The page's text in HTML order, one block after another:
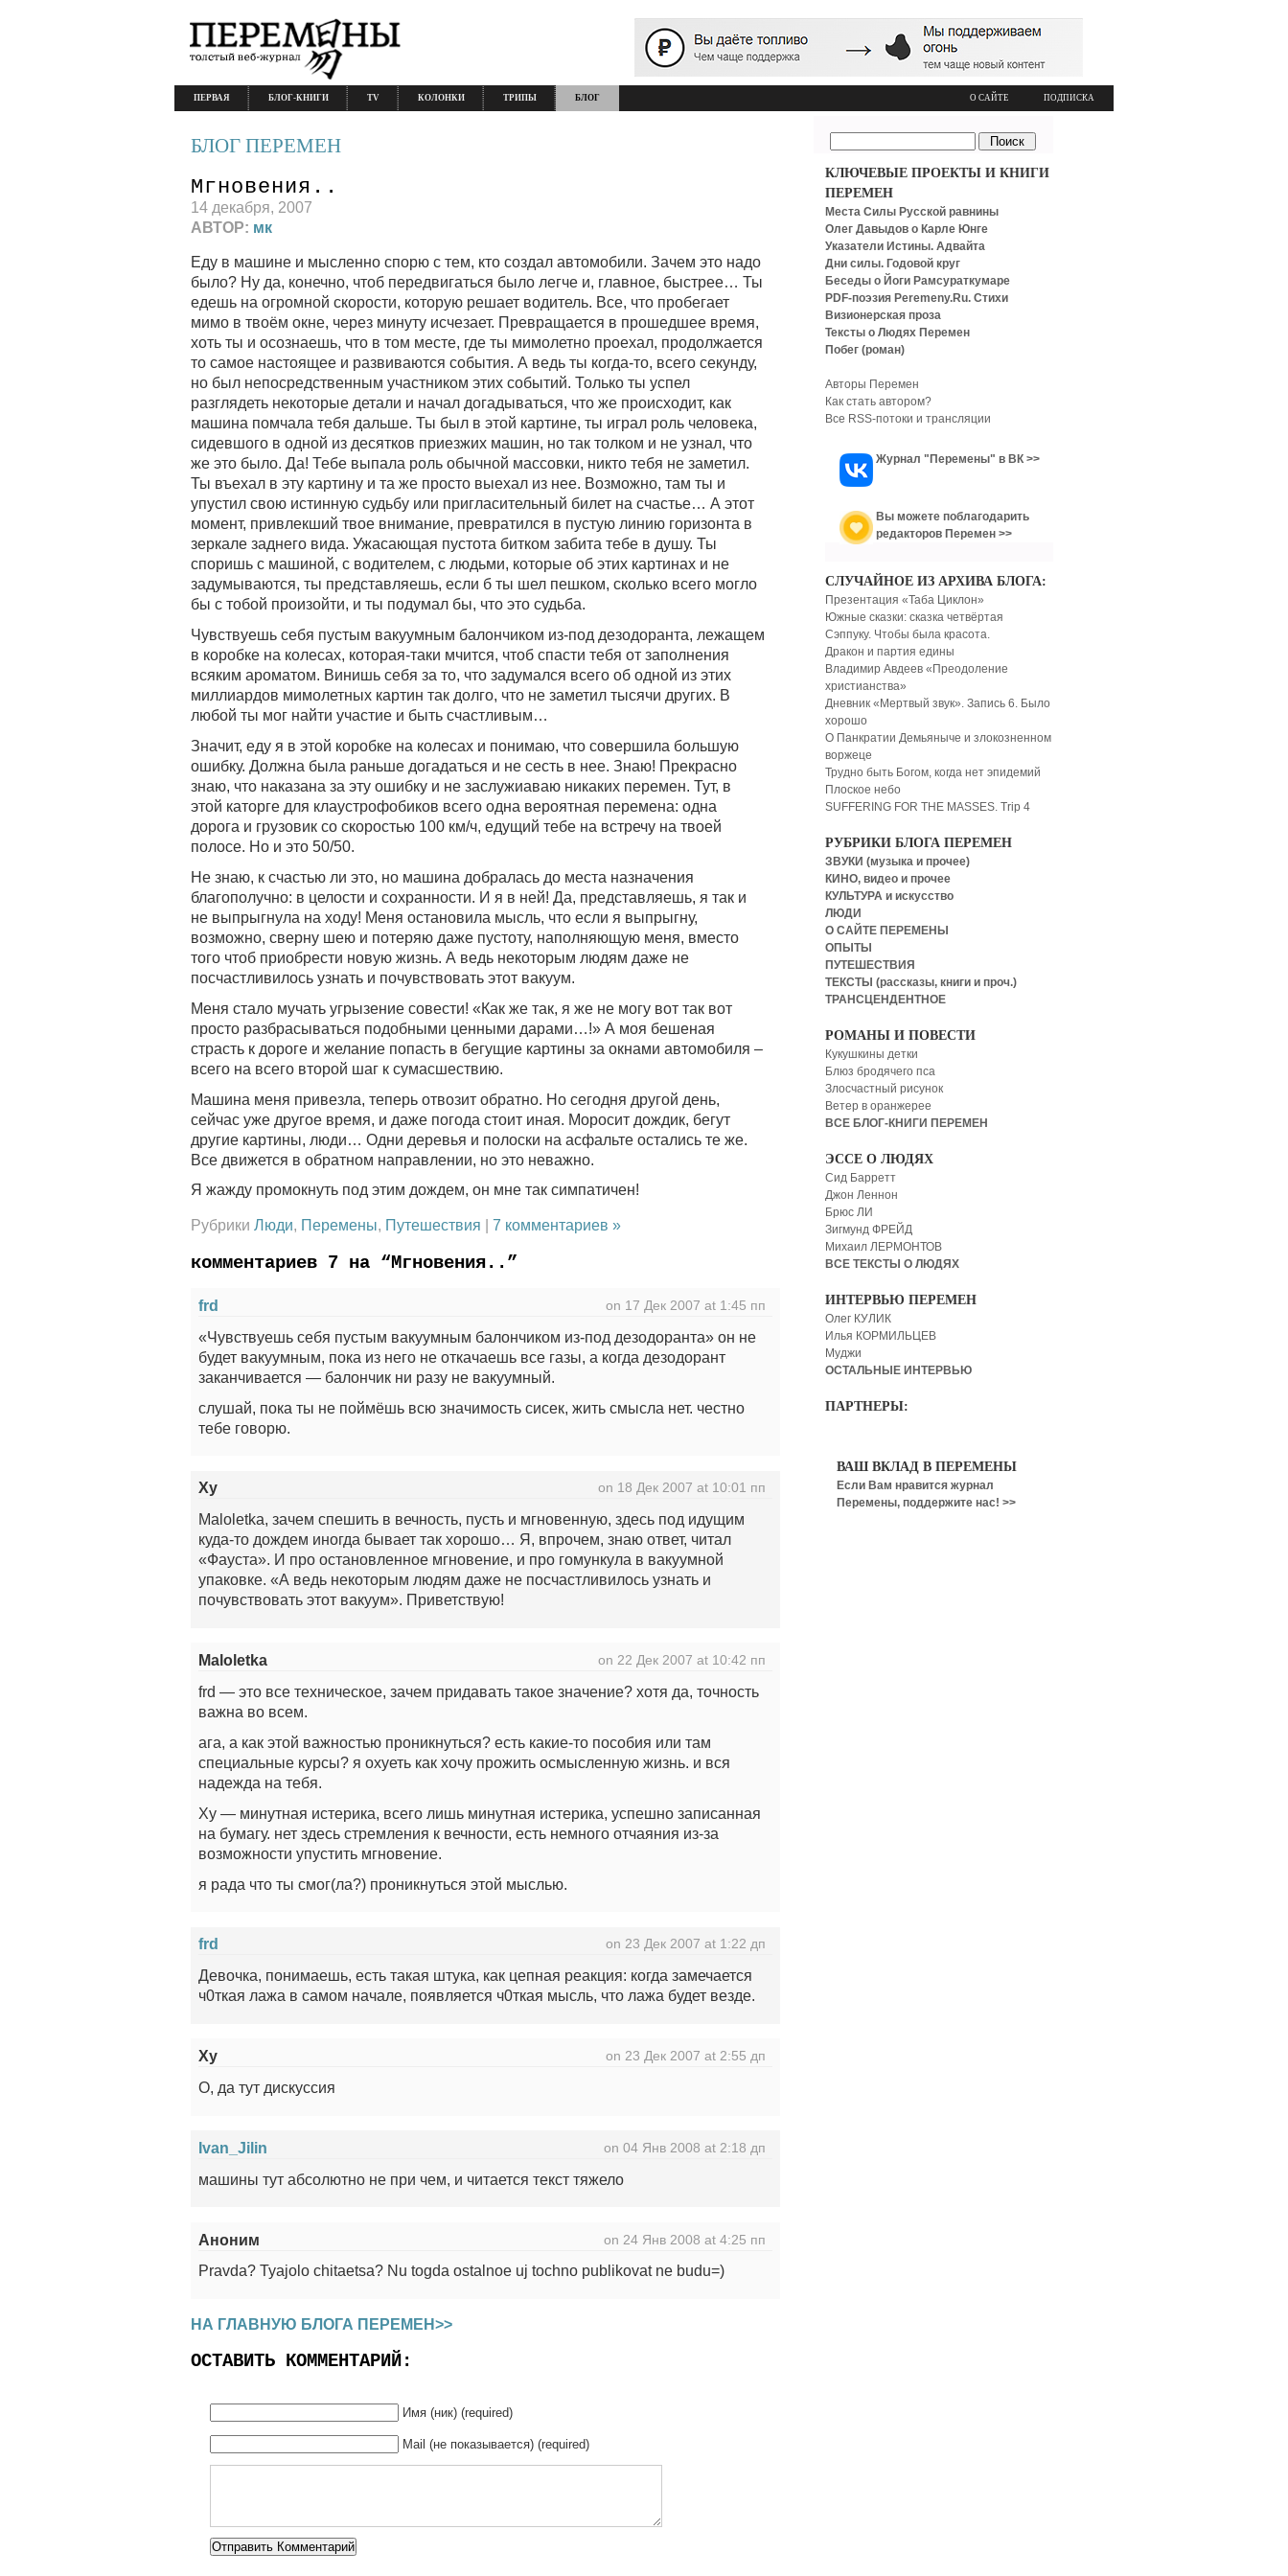
О САЙТЕ ПОДПИСКА
ПЕРВАЯ БЛОГ-КНИГИ TV КОЛОНКИ ТРИПЫ БЛОГ
БЛОГ ПЕРЕМЕН
Мгновения..
14 декабря, 2007
АВТОР: мк
Еду в машине и мысленно спорю с тем, кто создал автомобили. Зачем это надо
было? Ну да, конечно, чтоб передвигаться было легче и, главное, быстрее… Ты
едешь на огромной скорости, которую решает водитель. Все, что пробегает
мимо в твоём окне, через минуту исчезает. Превращается в прошедшее время,
хоть ты и осознаешь, что в том месте, где ты мимолетно проехал, продолжается
то самое настоящее и развиваются события. А ведь ты когда-то, всего секунду,
но был непосредственным участником этих событий. Только ты успел
разглядеть некоторые детали и начал догадываться, что же происходит, как
машина помчала тебя дальше. Ты был в этой картине, ты играл роль человека,
сидевшого в одной из десятков приезжих машин, но так толком и не узнал, что
же это было. Да! Тебе выпала роль обычной массовки, никто тебя не заметил.
Ты въехал в эту картину и та же просто выехал из нее. Возможно, там ты и
упустил свою истинную судьбу или пригласительный билет на счастье… А этот
момент, привлекший твое внимание, превратился в пустую линию горизонта в
зеркале заднего вида. Ужасающая пустота битком забита тебе в душу. Ты
споришь с машиной, с водителем, с людьми, которые об этих картинах и не
задумываются, ты представляешь, если б ты шел пешком, сколько всего могло
бы с тобой произойти, и ты подумал бы, что это судьба.
Чувствуешь себя пустым вакуумным балончиком из-под дезодоранта, лежащем
в коробке на колесах, которая-таки мчится, чтоб спасти тебя от заполнения
всяким ароматом. Винишь себя за то, что задумался всего об одной из этих
миллиардов мимолетных картин так долго, что не заметил тысячи других. В
любой ты мог найти участие и быть счастливым…
Значит, еду я в этой коробке на колесах и понимаю, что совершила большую
ошибку. Должна была раньше догадаться и не сесть в нее. Знаю! Прекрасно
знаю, что наказана за эту ошибку и не заслужиаваю никаких перемен. Тут, в
этой каторге для клаустрофобиков всего одна вероятная перемена: одна
дорога и грузовик со скоростью 100 км/ч, едущий тебе на встречу на твоей
полосе. Но и это 50/50.
Не знаю, к счастью ли это, но машина добралась до места назначения
благополучно: в целости и сохранности. И я в ней! Да, представляешь, я так и
не выпрыгнула на ходу! Меня остановила мысль, что если я выпрыгну,
возможно, сверну шею и потеряю даже пустоту, наполняющую меня, вместо
того чтоб приобрести новую жизнь. А ведь некоторым людям даже не
посчастливилось узнать и почувствовать этот вакуум.
Меня стало мучать угрызение совести! «Как же так, я же не могу вот так вот
просто разбрасываться подобными ценными дарами…!» А моя бешеная
страсть к дороге и желание попасть в бегущие картины за окнами автомобиля –
всего на всего второй шаг к сумасшествию.
Машина меня привезла, теперь отвозит обратно. Но сегодня другой день,
сейчас уже другое время, и даже погода стоит иная. Моросит дождик, бегут
другие картины, люди… Одни деревья и полоски на асфальте остались те же.
Все движется в обратном направлении, но это неважно.
Я жажду промокнуть под этим дождем, он мне так симпатичен!
Рубрики Люди, Перемены, Путешествия 7 комментариев »
комментариев 7 на “Мгновения..”
on 17 Дек 2007 at 1:45 пп
frd
«Чувствуешь себя пустым вакуумным балончиком из-под дезодоранта» он не
будет вакуумным, пока из него не откачаешь все газы, а когда дезодорант
заканчивается — балончик ни разу не вакуумный.
слушай, пока ты не поймёшь всю значимость сисек, жить смысла нет. честно
тебе говорю.
on 18 Дек 2007 at 10:01 пп
Ху
Maloletka, зачем спешить в вечность, пусть и мгновенную, здесь под идущим
куда-то дождем иногда бывает так хорошо… Я, впрочем, знаю ответ, читал
«Фауста». И про остановленное мгновение, и про гомункула в вакуумной
упаковке. «А ведь некоторым людям даже не посчастливилось узнать и
почувствовать этот вакуум». Приветствую!
on 22 Дек 2007 at 10:42 пп
Maloletka
frd — это все техническое, зачем придавать такое значение? хотя да, точность
важна во всем.
ага, а как этой важностью проникнуться? есть какие-то пособия или там
специальные курсы? я охуеть как хочу прожить осмысленную жизнь. и вся
надежда на тебя.
Ху — минутная истерика, всего лишь минутная истерика, успешно записанная
на бумагу. нет здесь стремления к вечности, есть немного отчаяния из-за
возможности упустить мгновение.
я рада что ты смог(ла?) проникнуться этой мыслью.
on 23 Дек 2007 at 1:22 дп
frd
Девочка, понимаешь, есть такая штука, как цепная реакция: когда замечается
ч0ткая лажа в самом начале, появляется ч0ткая мысль, что лажа будет везде.
on 23 Дек 2007 at 2:55 дп
Ху
О, да тут дискуссия
on 04 Янв 2008 at 2:18 дп
Ivan_Jilin
машины тут абсолютно не при чем, и читается текст тяжело
on 24 Янв 2008 at 4:25 пп
Аноним
Pravda? Tyajolo chitaetsa? Nu togda ostalnoe uj tochno publikovat ne budu=)
НА ГЛАВНУЮ БЛОГА ПЕРЕМЕН>>
ОСТАВИТЬ КОММЕНТАРИЙ:
Имя (ник) (required)
Mail (не показывается) (required)
КЛЮЧЕВЫЕ ПРОЕКТЫ И КНИГИ
ПЕРЕМЕН
Места Силы Русской равнины
Олег Давыдов о Карле Юнге
Указатели Истины. Адвайта
Дни силы. Годовой круг
Беседы о Йоги Рамсураткумаре
PDF-поэзия Peremeny.Ru. Стихи
Визионерская проза
Тексты о Людях Перемен
Побег (роман)
Авторы Перемен
Как стать автором?
Все RSS-потоки и трансляции
Журнал "Перемены" в ВК >>
Вы можете поблагодарить
редакторов Перемен >>
СЛУЧАЙНОЕ ИЗ АРХИВА БЛОГА:
Презентация «Таба Циклон»
Южные сказки: сказка четвёртая
Сэппуку. Чтобы была красота.
Дракон и партия едины
Владимир Авдеев «Преодоление
христианства»
Дневник «Мертвый звук». Запись 6. Было
хорошо
О Панкратии Демьяныче и злокозненном
воржеце
Трудно быть Богом, когда нет эпидемий
Плоское небо
SUFFERING FOR THE MASSES. Trip 4
РУБРИКИ БЛОГА ПЕРЕМЕН
ЗВУКИ (музыка и прочее)
КИНО, видео и прочее
КУЛЬТУРА и искусство
ЛЮДИ
О САЙТЕ ПЕРЕМЕНЫ
ОПЫТЫ
ПУТЕШЕСТВИЯ
ТЕКСТЫ (рассказы, книги и проч.)
ТРАНСЦЕНДЕНТНОЕ
РОМАНЫ И ПОВЕСТИ
Кукушкины детки
Блюз бродячего пса
Злосчастный рисунок
Ветер в оранжерее
ВСЕ БЛОГ-КНИГИ ПЕРЕМЕН
ЭССЕ О ЛЮДЯХ
Сид Барретт
Джон Леннон
Брюс ЛИ
Зигмунд ФРЕЙД
Михаил ЛЕРМОНТОВ
ВСЕ ТЕКСТЫ О ЛЮДЯХ
ИНТЕРВЬЮ ПЕРЕМЕН
Олег КУЛИК
Илья КОРМИЛЬЦЕВ
Муджи
ОСТАЛЬНЫЕ ИНТЕРВЬЮ
ПАРТНЕРЫ:
ВАШ ВКЛАД В ПЕРЕМЕНЫ
Если Вам нравится журнал
Перемены, поддержите нас! >>